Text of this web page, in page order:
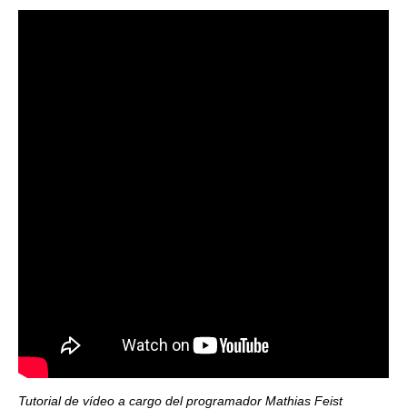
Tutorial de vídeo a cargo del programador Mathias Feist